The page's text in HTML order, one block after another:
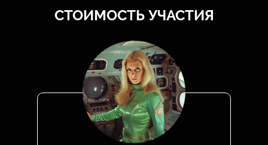
СТОИМОСТЬ УЧАСТИЯ